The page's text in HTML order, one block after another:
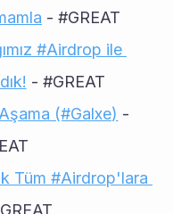
- #GREAT
#Airdrop ile
- #GREAT
(#Galxe) -
Tüm #Airdrop'lara